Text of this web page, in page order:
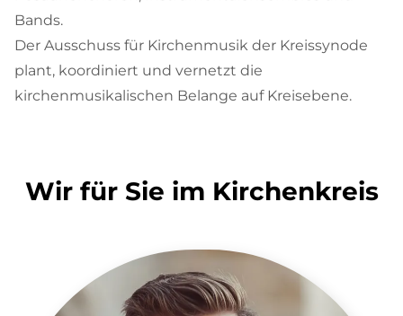
Bands.
Der Ausschuss für Kirchenmusik der Kreissynode
plant, koordiniert und vernetzt die
kirchenmusikalischen Belange auf Kreisebene.
Wir für Sie im Kirchenkreis